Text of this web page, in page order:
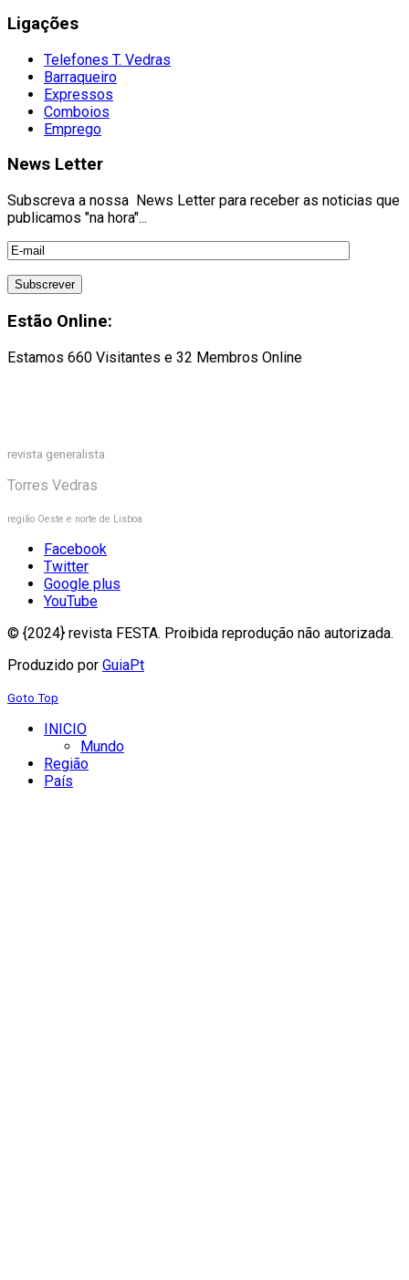
Ligações
Telefones T. Vedras
Barraqueiro
Expressos
Comboios
Emprego
News Letter
Subscreva a nossa News Letter para receber as noticias que
publicamos "na hora"...
Estão Online:
Estamos 660 Visitantes e 32 Membros Online
revista generalista
Torres Vedras
região Oeste e norte de Lisboa
Facebook
Twitter
Google plus
YouTube
© {2024} revista FESTA. Proibida reprodução não autorizada.
Produzido por GuiaPt
Goto Top
INICIO
Mundo
Região
País